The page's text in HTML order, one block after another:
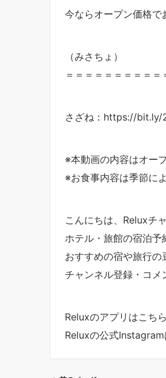
今ならオープン価格で
（みさちょ）
＝＝＝＝＝＝＝＝＝＝
さざね：https://bit.ly/
※本動画の内容はオー
※お食事内容は季節に
こんにちは、Reluxチ
ホテル・旅館の宿泊予
おすすめの宿や旅行の
チャンネル登録・コメ
Reluxのアプリはこち
Reluxの公式